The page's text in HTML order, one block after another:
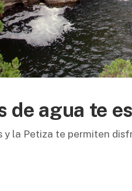
de agua te
y la Petiza te permiten